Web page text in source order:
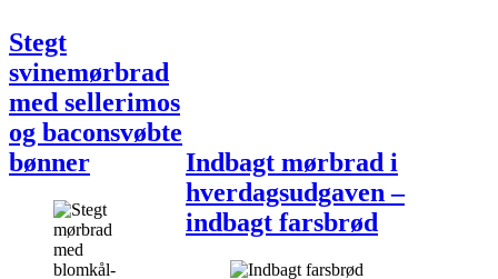
Stegt
svinemørbrad
med sellerimos
og baconsvøbte
bønner
Indbagt mørbrad i
hverdagsudgaven –
indbagt farsbrød